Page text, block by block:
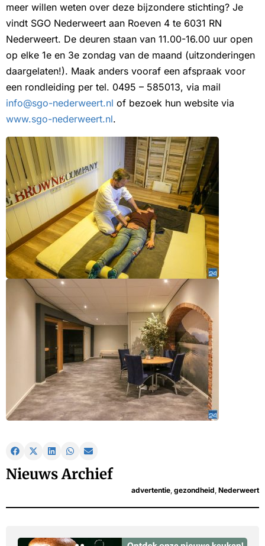
meer willen weten over deze bijzondere stichting? Je
vindt SGO Nederweert aan Roeven 4 te 6031 RN
Nederweert. De deuren staan van 11.00-16.00 uur open
op elke 1e en 3e zondag van de maand (uitzonderingen
daargelaten!). Maak anders vooraf een afspraak voor
een rondleiding per tel. 0495 – 585013, via mail
info@sgo-nederweert.nl of bezoek hun website via
www.sgo-nederweert.nl.
Nieuws Archief
advertentie gezondheid Nederweert